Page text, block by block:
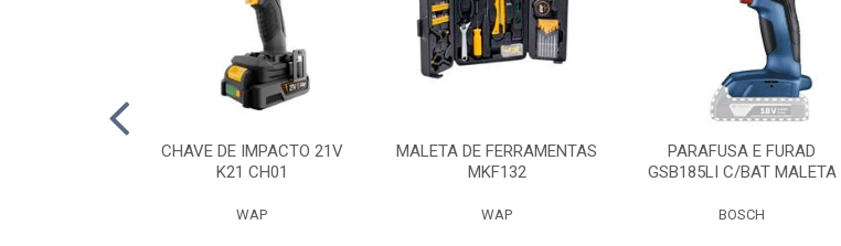
CHAVE DE IMPACTO 21V
K21 CH01
WAP
MALETA DE FERRAMENTAS
MKF132
WAP
PARAFUSA E FURAD
GSB185LI C/BAT MALETA
BOSCH